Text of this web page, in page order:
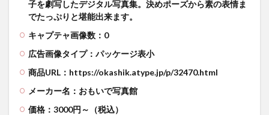
子を劇写したデジタル写真集。決めポーズから素の表情ま
でたっぷりと堪能出来ます。
キャプテャ画像数：0
広告画像タイプ：パッケージ表小
商品URL：https://okashik.atype.jp/p/32470.html
メーカー名：おもいで写真館
価格：3000円～（税込）